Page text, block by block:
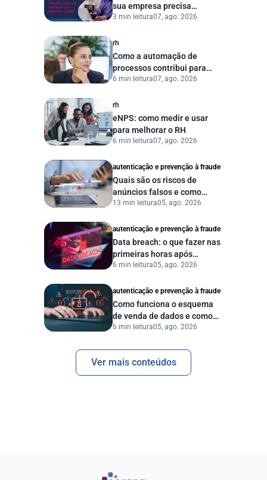
sua empresa precisa
começar a se preparar
3 min leitura07, ago. 2026
rh
Como a automação de
processos contribui para
uma gestão pública mais
6 min leitura07, ago. 2026
rh
eNPS: como medir e usar
para melhorar o RH
6 min leitura07, ago. 2026
autenticação e prevenção à fraude
Quais são os riscos de
anúncios falsos e como
proteger seu negócio?
13 min leitura05, ago. 2026
autenticação e prevenção à fraude
Data breach: o que fazer nas
primeiras horas após
vazamento de dados?
6 min leitura05, ago. 2026
autenticação e prevenção à fraude
Como funciona o esquema
de venda de dados e como
proteger sua empresa?
6 min leitura05, ago. 2026
Ver mais conteúdos